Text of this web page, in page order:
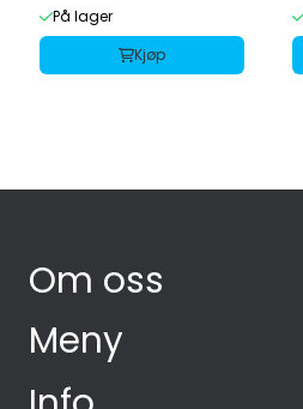
På lager
Kjøp
Om oss
Akvarieboden AS
Industriveien 10
Meny
Salgsbetingelser